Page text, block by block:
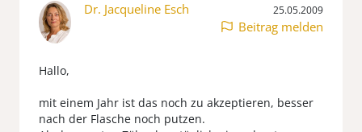
Dr. Jacqueline Esch 25.05.2009
Beitrag melden
Hallo,
mit einem Jahr ist das noch zu akzeptieren, besser
nach der Flasche noch putzen.